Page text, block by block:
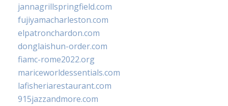
jannagrillspringfield.com
fujiyamacharleston.com
elpatronchardon.com
donglaishun-order.com
fiamc-rome2022.org
mariceworldessentials.com
lafisheriarestaurant.com
915jazzandmore.com